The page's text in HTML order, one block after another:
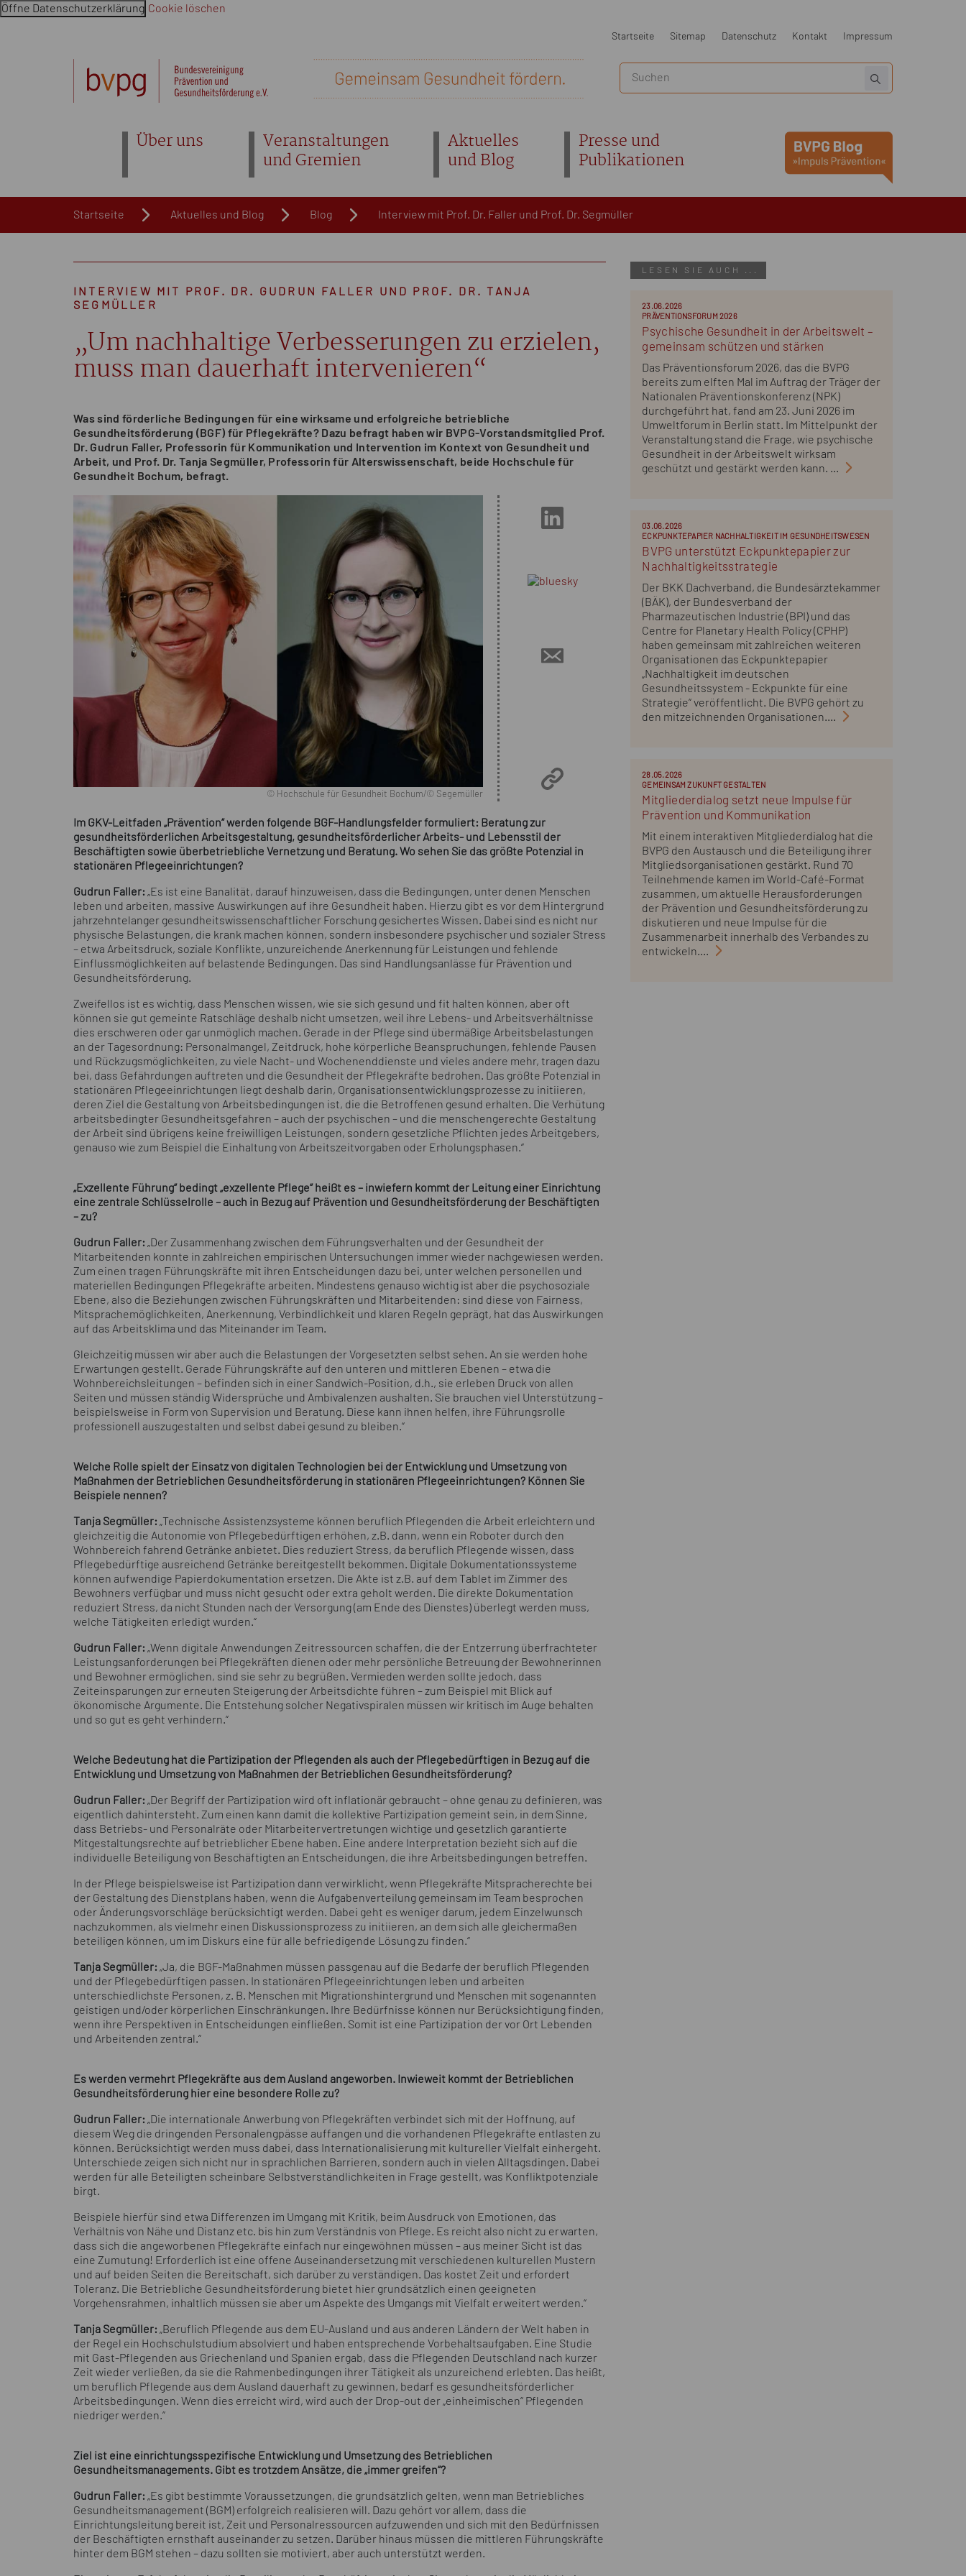
Öffne Datenschutzerklärung Cookie löschen
Startseite Sitemap Datenschutz Kontakt Impressum
Über uns
Veranstaltungen
und Gremien
Aktuelles
und Blog
Presse und
Publikationen
Startseite Aktuelles und Blog Blog Interview mit Prof. Dr. Faller und Prof. Dr. Segmüller
INTERVIEW MIT PROF. DR. GUDRUN FALLER UND PROF. DR. TANJA
SEGMÜLLER
„Um nachhaltige Verbesserungen zu erzielen,
muss man dauerhaft intervenieren“
Was sind förderliche Bedingungen für eine wirksame und erfolgreiche betriebliche
Gesundheitsförderung (BGF) für Pflegekräfte? Dazu befragt haben wir BVPG-Vorstandsmitglied Prof.
Dr. Gudrun Faller, Professorin für Kommunikation und Intervention im Kontext von Gesundheit und
Arbeit, und Prof. Dr. Tanja Segmüller, Professorin für Alterswissenschaft, beide Hochschule für
Gesundheit Bochum, befragt.
© Hochschule für Gesundheit Bochum/© Segemüller
Im GKV-Leitfaden „Prävention“ werden folgende BGF-Handlungsfelder formuliert: Beratung zur
gesundheitsförderlichen Arbeitsgestaltung, gesundheitsförderlicher Arbeits- und Lebensstil der
Beschäftigten sowie überbetriebliche Vernetzung und Beratung. Wo sehen Sie das größte Potenzial in
stationären Pflegeeinrichtungen?
Gudrun Faller: „Es ist eine Banalität, darauf hinzuweisen, dass die Bedingungen, unter denen Menschen
leben und arbeiten, massive Auswirkungen auf ihre Gesundheit haben. Hierzu gibt es vor dem Hintergrund
jahrzehntelanger gesundheitswissenschaftlicher Forschung gesichertes Wissen. Dabei sind es nicht nur
physische Belastungen, die krank machen können, sondern insbesondere psychischer und sozialer Stress
– etwa Arbeitsdruck, soziale Konflikte, unzureichende Anerkennung für Leistungen und fehlende
Einflussmöglichkeiten auf belastende Bedingungen. Das sind Handlungsanlässe für Prävention und
Gesundheitsförderung.
Zweifellos ist es wichtig, dass Menschen wissen, wie sie sich gesund und fit halten können, aber oft
können sie gut gemeinte Ratschläge deshalb nicht umsetzen, weil ihre Lebens- und Arbeitsverhältnisse
dies erschweren oder gar unmöglich machen. Gerade in der Pflege sind übermäßige Arbeitsbelastungen
an der Tagesordnung: Personalmangel, Zeitdruck, hohe körperliche Beanspruchungen, fehlende Pausen
und Rückzugsmöglichkeiten, zu viele Nacht- und Wochenenddienste und vieles andere mehr, tragen dazu
bei, dass Gefährdungen auftreten und die Gesundheit der Pflegekräfte bedrohen. Das größte Potenzial in
stationären Pflegeeinrichtungen liegt deshalb darin, Organisationsentwicklungsprozesse zu initiieren,
deren Ziel die Gestaltung von Arbeitsbedingungen ist, die die Betroffenen gesund erhalten. Die Verhütung
arbeitsbedingter Gesundheitsgefahren – auch der psychischen – und die menschengerechte Gestaltung
der Arbeit sind übrigens keine freiwilligen Leistungen, sondern gesetzliche Pflichten jedes Arbeitgebers,
genauso wie zum Beispiel die Einhaltung von Arbeitszeitvorgaben oder Erholungsphasen.“
„Exzellente Führung“ bedingt „exzellente Pflege“ heißt es – inwiefern kommt der Leitung einer Einrichtung
eine zentrale Schlüsselrolle – auch in Bezug auf Prävention und Gesundheitsförderung der Beschäftigten
– zu?
Gudrun Faller: „Der Zusammenhang zwischen dem Führungsverhalten und der Gesundheit der
Mitarbeitenden konnte in zahlreichen empirischen Untersuchungen immer wieder nachgewiesen werden.
Zum einen tragen Führungskräfte mit ihren Entscheidungen dazu bei, unter welchen personellen und
materiellen Bedingungen Pflegekräfte arbeiten. Mindestens genauso wichtig ist aber die psychosoziale
Ebene, also die Beziehungen zwischen Führungskräften und Mitarbeitenden: sind diese von Fairness,
Mitsprachemöglichkeiten, Anerkennung, Verbindlichkeit und klaren Regeln geprägt, hat das Auswirkungen
auf das Arbeitsklima und das Miteinander im Team.
Gleichzeitig müssen wir aber auch die Belastungen der Vorgesetzten selbst sehen. An sie werden hohe
Erwartungen gestellt. Gerade Führungskräfte auf den unteren und mittleren Ebenen – etwa die
Wohnbereichsleitungen – befinden sich in einer Sandwich-Position, d.h., sie erleben Druck von allen
Seiten und müssen ständig Widersprüche und Ambivalenzen aushalten. Sie brauchen viel Unterstützung –
beispielsweise in Form von Supervision und Beratung. Diese kann ihnen helfen, ihre Führungsrolle
professionell auszugestalten und selbst dabei gesund zu bleiben.“
Welche Rolle spielt der Einsatz von digitalen Technologien bei der Entwicklung und Umsetzung von
Maßnahmen der Betrieblichen Gesundheitsförderung in stationären Pflegeeinrichtungen? Können Sie
Beispiele nennen?
Tanja Segmüller: „Technische Assistenzsysteme können beruflich Pflegenden die Arbeit erleichtern und
gleichzeitig die Autonomie von Pflegebedürftigen erhöhen, z.B. dann, wenn ein Roboter durch den
Wohnbereich fahrend Getränke anbietet. Dies reduziert Stress, da beruflich Pflegende wissen, dass
Pflegebedürftige ausreichend Getränke bereitgestellt bekommen. Digitale Dokumentationssysteme
können aufwendige Papierdokumentation ersetzen. Die Akte ist z.B. auf dem Tablet im Zimmer des
Bewohners verfügbar und muss nicht gesucht oder extra geholt werden. Die direkte Dokumentation
reduziert Stress, da nicht Stunden nach der Versorgung (am Ende des Dienstes) überlegt werden muss,
welche Tätigkeiten erledigt wurden.“
Gudrun Faller: „Wenn digitale Anwendungen Zeitressourcen schaffen, die der Entzerrung überfrachteter
Leistungsanforderungen bei Pflegekräften dienen oder mehr persönliche Betreuung der Bewohnerinnen
und Bewohner ermöglichen, sind sie sehr zu begrüßen. Vermieden werden sollte jedoch, dass
Zeiteinsparungen zur erneuten Steigerung der Arbeitsdichte führen – zum Beispiel mit Blick auf
ökonomische Argumente. Die Entstehung solcher Negativspiralen müssen wir kritisch im Auge behalten
und so gut es geht verhindern.“
Welche Bedeutung hat die Partizipation der Pflegenden als auch der Pflegebedürftigen in Bezug auf die
Entwicklung und Umsetzung von Maßnahmen der Betrieblichen Gesundheitsförderung?
Gudrun Faller: „Der Begriff der Partizipation wird oft inflationär gebraucht – ohne genau zu definieren, was
eigentlich dahintersteht. Zum einen kann damit die kollektive Partizipation gemeint sein, in dem Sinne,
dass Betriebs- und Personalräte oder Mitarbeitervertretungen wichtige und gesetzlich garantierte
Mitgestaltungsrechte auf betrieblicher Ebene haben. Eine andere Interpretation bezieht sich auf die
individuelle Beteiligung von Beschäftigten an Entscheidungen, die ihre Arbeitsbedingungen betreffen.
In der Pflege beispielsweise ist Partizipation dann verwirklicht, wenn Pflegekräfte Mitspracherechte bei
der Gestaltung des Dienstplans haben, wenn die Aufgabenverteilung gemeinsam im Team besprochen
oder Änderungsvorschläge berücksichtigt werden. Dabei geht es weniger darum, jedem Einzelwunsch
nachzukommen, als vielmehr einen Diskussionsprozess zu initiieren, an dem sich alle gleichermaßen
beteiligen können, um im Diskurs eine für alle befriedigende Lösung zu finden.“
Tanja Segmüller: „Ja, die BGF-Maßnahmen müssen passgenau auf die Bedarfe der beruflich Pflegenden
und der Pflegebedürftigen passen. In stationären Pflegeeinrichtungen leben und arbeiten
unterschiedlichste Personen, z. B. Menschen mit Migrationshintergrund und Menschen mit sogenannten
geistigen und/oder körperlichen Einschränkungen. Ihre Bedürfnisse können nur Berücksichtigung finden,
wenn ihre Perspektiven in Entscheidungen einfließen. Somit ist eine Partizipation der vor Ort Lebenden
und Arbeitenden zentral.“
Es werden vermehrt Pflegekräfte aus dem Ausland angeworben. Inwieweit kommt der Betrieblichen
Gesundheitsförderung hier eine besondere Rolle zu?
Gudrun Faller: „Die internationale Anwerbung von Pflegekräften verbindet sich mit der Hoffnung, auf
diesem Weg die dringenden Personalengpässe auffangen und die vorhandenen Pflegekräfte entlasten zu
können. Berücksichtigt werden muss dabei, dass Internationalisierung mit kultureller Vielfalt einhergeht.
Unterschiede zeigen sich nicht nur in sprachlichen Barrieren, sondern auch in vielen Alltagsdingen. Dabei
werden für alle Beteiligten scheinbare Selbstverständlichkeiten in Frage gestellt, was Konfliktpotenziale
birgt.
Beispiele hierfür sind etwa Differenzen im Umgang mit Kritik, beim Ausdruck von Emotionen, das
Verhältnis von Nähe und Distanz etc. bis hin zum Verständnis von Pflege. Es reicht also nicht zu erwarten,
dass sich die angeworbenen Pflegekräfte einfach nur eingewöhnen müssen – aus meiner Sicht ist das
eine Zumutung! Erforderlich ist eine offene Auseinandersetzung mit verschiedenen kulturellen Mustern
und auf beiden Seiten die Bereitschaft, sich darüber zu verständigen. Das kostet Zeit und erfordert
Toleranz. Die Betriebliche Gesundheitsförderung bietet hier grundsätzlich einen geeigneten
Vorgehensrahmen, inhaltlich müssen sie aber um Aspekte des Umgangs mit Vielfalt erweitert werden.“
Tanja Segmüller: „Beruflich Pflegende aus dem EU-Ausland und aus anderen Ländern der Welt haben in
der Regel ein Hochschulstudium absolviert und haben entsprechende Vorbehaltsaufgaben. Eine Studie
mit Gast-Pflegenden aus Griechenland und Spanien ergab, dass die Pflegenden Deutschland nach kurzer
Zeit wieder verließen, da sie die Rahmenbedingungen ihrer Tätigkeit als unzureichend erlebten. Das heißt,
um beruflich Pflegende aus dem Ausland dauerhaft zu gewinnen, bedarf es gesundheitsförderlicher
Arbeitsbedingungen. Wenn dies erreicht wird, wird auch der Drop-out der „einheimischen“ Pflegenden
niedriger werden.“
Ziel ist eine einrichtungsspezifische Entwicklung und Umsetzung des Betrieblichen
Gesundheitsmanagements. Gibt es trotzdem Ansätze, die „immer greifen“?
Gudrun Faller: „Es gibt bestimmte Voraussetzungen, die grundsätzlich gelten, wenn man Betriebliches
Gesundheitsmanagement (BGM) erfolgreich realisieren will. Dazu gehört vor allem, dass die
Einrichtungsleitung bereit ist, Zeit und Personalressourcen aufzuwenden und sich mit den Bedürfnissen
der Beschäftigten ernsthaft auseinander zu setzen. Darüber hinaus müssen die mittleren Führungskräfte
hinter dem BGM stehen – dazu sollten sie motiviert, aber auch unterstützt werden.
LESEN SIE AUCH ...
23.06.2026
PRÄVENTIONSFORUM 2026
Psychische Gesundheit in der Arbeitswelt –
gemeinsam schützen und stärken
Das Präventionsforum 2026, das die BVPG
bereits zum elften Mal im Auftrag der Träger der
Nationalen Präventionskonferenz (NPK)
durchgeführt hat, fand am 23. Juni 2026 im
Umweltforum in Berlin statt. Im Mittelpunkt der
Veranstaltung stand die Frage, wie psychische
Gesundheit in der Arbeitswelt wirksam
geschützt und gestärkt werden kann. ...
03.06.2026
ECKPUNKTEPAPIER NACHHALTIGKEIT IM GESUNDHEITSWESEN
BVPG unterstützt Eckpunktepapier zur
Nachhaltigkeitsstrategie
Der BKK Dachverband, die Bundesärztekammer
(BÄK), der Bundesverband der
Pharmazeutischen Industrie (BPI) und das
Centre for Planetary Health Policy (CPHP)
haben gemeinsam mit zahlreichen weiteren
Organisationen das Eckpunktepapier
„Nachhaltigkeit im deutschen
Gesundheitssystem - Eckpunkte für eine
Strategie“ veröffentlicht. Die BVPG gehört zu
den mitzeichnenden Organisationen....
28.05.2026
GEMEINSAM ZUKUNFT GESTALTEN
Mitgliederdialog setzt neue Impulse für
Prävention und Kommunikation
Mit einem interaktiven Mitgliederdialog hat die
BVPG den Austausch und die Beteiligung ihrer
Mitgliedsorganisationen gestärkt. Rund 70
Teilnehmende kamen im World-Café-Format
zusammen, um aktuelle Herausforderungen
der Prävention und Gesundheitsförderung zu
diskutieren und neue Impulse für die
Zusammenarbeit innerhalb des Verbandes zu
entwickeln....